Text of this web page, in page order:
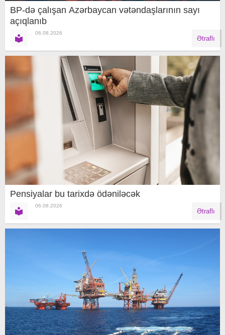
BP-də çalışan Azərbaycan vətəndaşlarının sayı
açıqlanıb
06.08.2026
Ətraflı
Pensiyalar bu tarixdə ödəniləcək
06.08.2026
Ətraflı